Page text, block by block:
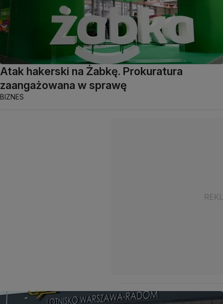
Atak hakerski na Żabkę. Prokuratura
zaangażowana w sprawę
BIZNES